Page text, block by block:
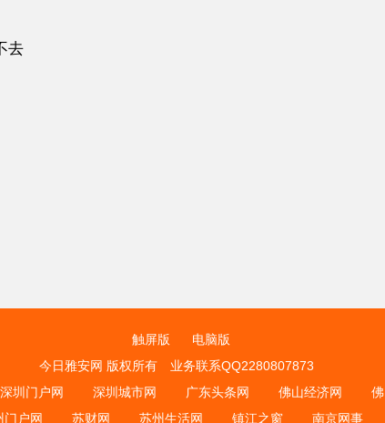
去
触屏版
电脑版
今日雅安网 版权所有
业务联系QQ2280807873
深圳门户网 深圳城市网 广东头条网 佛山经济网
门户网 苏财网 苏州生活网 镇江之窗 南京网事